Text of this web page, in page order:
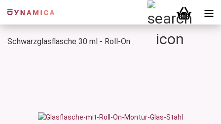
Schwarzglasflasche 30 ml - Roll-On